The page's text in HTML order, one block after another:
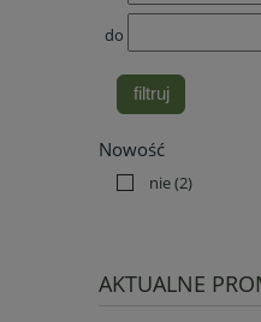
do
filtruj
Nowość
nie(2)
AKTUALNE